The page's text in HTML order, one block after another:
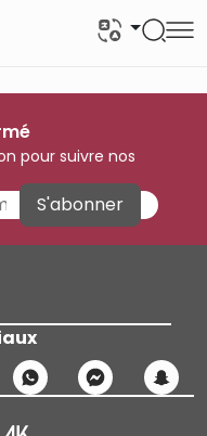
pour suivre nos
S'abonner